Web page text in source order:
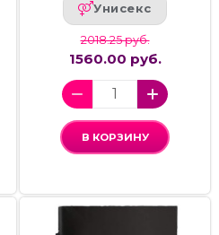
Унисекс
2018.25 руб.
1560.00 руб.
В КОРЗИНУ